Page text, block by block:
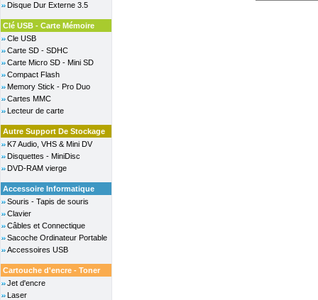
Disque Dur Externe 3.5
Clé USB - Carte Mémoire
Cle USB
Carte SD - SDHC
Carte Micro SD - Mini SD
Compact Flash
Memory Stick - Pro Duo
Cartes MMC
Lecteur de carte
Autre Support De Stockage
K7 Audio, VHS & Mini DV
Disquettes - MiniDisc
DVD-RAM vierge
Accessoire Informatique
Souris - Tapis de souris
Clavier
Câbles et Connectique
Sacoche Ordinateur Portable
Accessoires USB
Cartouche d'encre - Toner
Jet d'encre
Laser